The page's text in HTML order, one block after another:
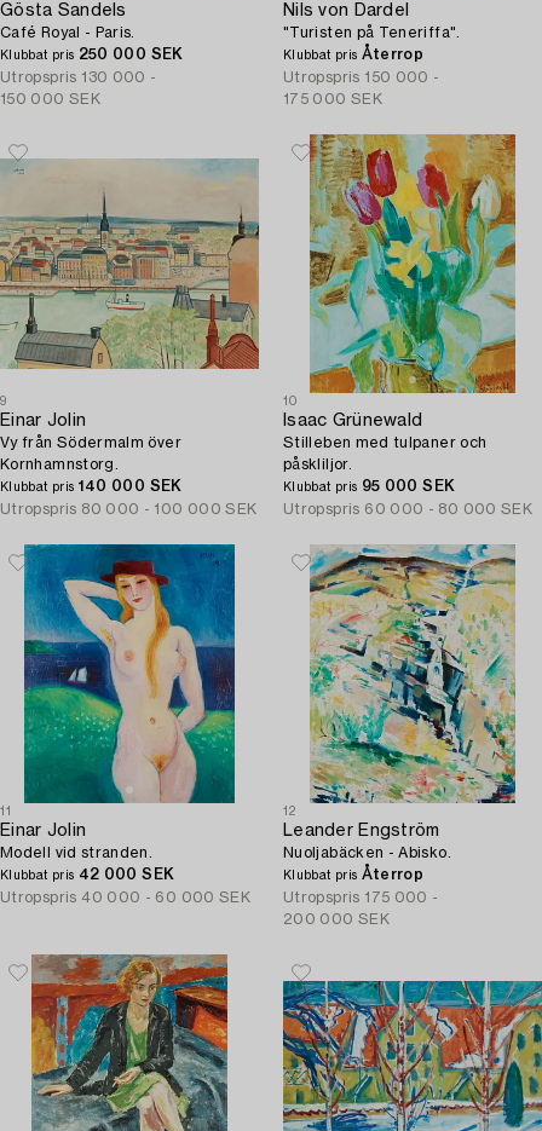
Gösta Sandels
Café Royal - Paris.
Klubbat pris 250 000 SEK
Utropspris 130 000 -
150 000 SEK
Nils von Dardel
"Turisten på Teneriffa".
Klubbat pris Återrop
Utropspris 150 000 -
175 000 SEK
9
Einar Jolin
Vy från Södermalm över
Kornhamnstorg.
Klubbat pris 140 000 SEK
Utropspris 80 000 - 100 000 SEK
10
Isaac Grünewald
Stilleben med tulpaner och
påskliljor.
Klubbat pris 95 000 SEK
Utropspris 60 000 - 80 000 SEK
11
Einar Jolin
Modell vid stranden.
Klubbat pris 42 000 SEK
Utropspris 40 000 - 60 000 SEK
12
Leander Engström
Nuoljabäcken - Abisko.
Klubbat pris Återrop
Utropspris 175 000 -
200 000 SEK